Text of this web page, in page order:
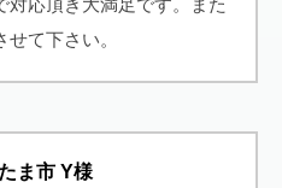
て下さい。
ま市 Y様